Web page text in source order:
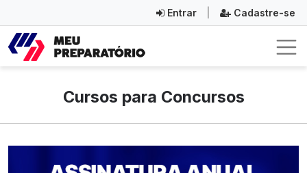
Entrar Cadastre-se
Cursos para Concursos